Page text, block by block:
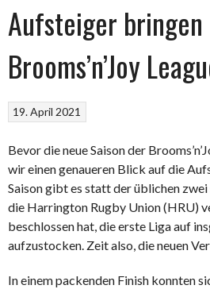
Aufsteiger bringen
Brooms’n’Joy
19. April 2021
Bevor die neue Saison der
wir einen genaueren Blick auf die
Saison gibt es statt der üblichen
die Harrington Rugby Union (HRU)
beschlossen hat, die erste Liga auf
aufzustocken. Zeit also, die neuen
In einem packenden Finish konnten